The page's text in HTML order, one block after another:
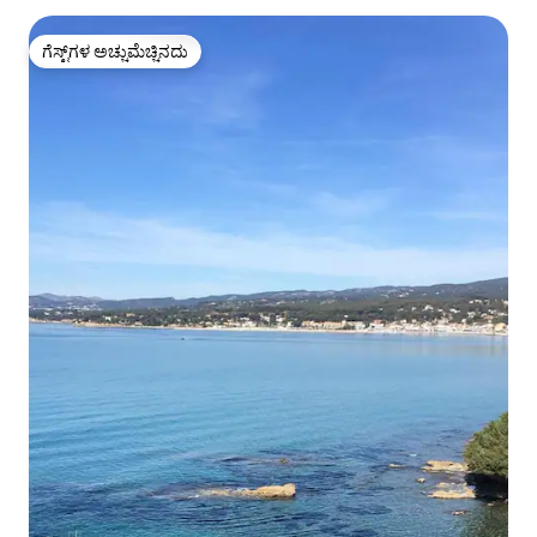
ಗೆಸ್ಟ್‌ಗಳ ಅಚ್ಚುಮೆಚ್ಚಿನದು
ಗೆಸ್ಟ್‌ಗಳ ಅಚ್ಚುಮೆಚ್ಚಿನದು